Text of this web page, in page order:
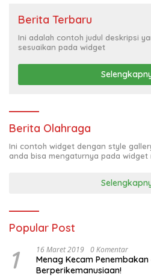
Berita Terbaru
Ini adalah contoh judul deskripsi
sesuaikan pada widget
Berita Olahraga
Ini contoh widget dengan style
anda bisa mengaturnya pada widget
Popular Post
1 16 Maret 2019 0 Komentar
Menag Kecam
Berperikemanusiaan!